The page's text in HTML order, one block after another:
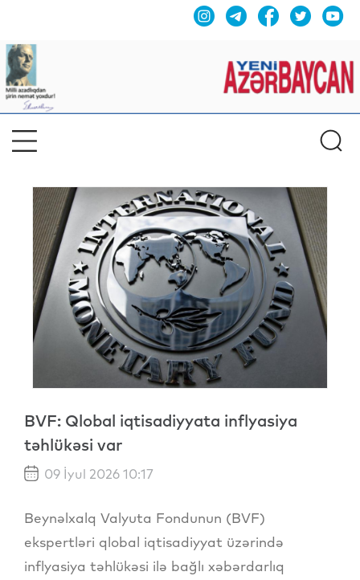
BVF: Qlobal iqtisadiyyata inflyasiya
təhlükəsi var
09 İyul 2026 10:17
Beynəlxalq Valyuta Fondunun (BVF)
ekspertləri qlobal iqtisadiyyat üzərində
inflyasiya təhlükəsi ilə bağlı xəbərdarlıq